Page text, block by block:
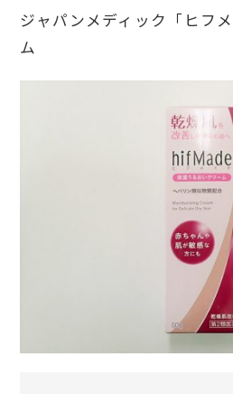
ジャパンメディック「ヒフ
ム